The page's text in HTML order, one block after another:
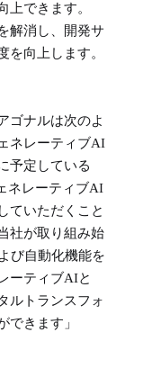
上できます。
解消し、開発サ
を向上します。
ゴナルは次のよ
ネレーティブAI
予定している
ネレーティブAI
ていただくこと
社が取り組み始
び自動化機能を
ーティブAIと
ルトランスフォ
できます」